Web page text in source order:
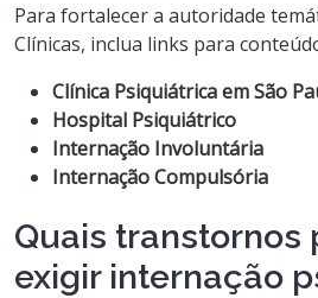
Para fortalecer a autoridade
Clínicas, inclua links para
Clínica Psiquiátrica em São
Hospital Psiquiátrico
Internação Involuntária
Internação Compulsória
Quais transtornos
exigir internação